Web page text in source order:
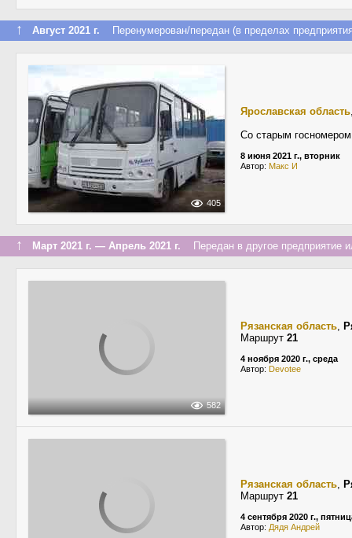
↑ Август 2021 г. Перенумерован/передан (в пределах
405
Ярославская область
Со старым госномером
8 июня 2021 г., вторник
Автор: Макс И
↑ Март 2021 г. — Апрель 2021 г. Передан в другое предприятие
582
Рязанская область,
Маршрут 21
4 ноября 2020 г., среда
Автор: Devotee
Рязанская область,
Маршрут 21
4 сентября 2020 г.,
Автор: Дядя Андрей